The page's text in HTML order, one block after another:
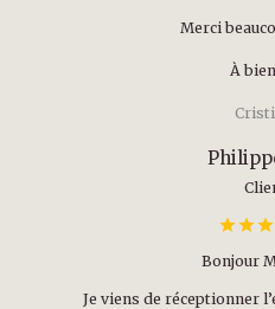
Merci
À
Bonjour
Je viens de réceptionner